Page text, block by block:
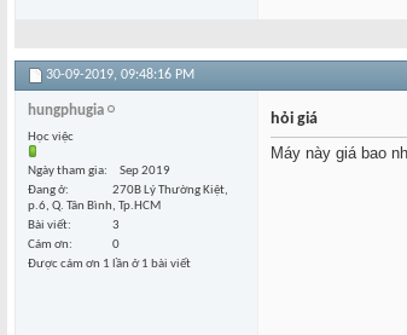
30-09-2019, 09:48:16 PM
hungphugia
Học việc
Ngày tham gia
Sep 2019
Đang ở
270B Lý Thường Kiệt,
p.6, Q. Tân Bình, Tp.HCM
Bài viết
3
Cám ơn
0
Được cám ơn 1 lần ở 1 bài viết
hỏi giá
Máy này giá bao